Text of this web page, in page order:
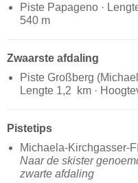
Piste Papageno ·
540 m
Zwaarste afdaling
Piste Großberg
Lengte 1,2 km ·
Pistetips
Michaela-Kirchgasser-
Naar de skister
zwarte afdaling